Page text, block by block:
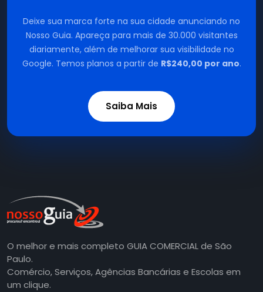
Deixe sua marca forte na sua cidade anunciando no
Nosso Guia. Apareça para mais de 30.000 visitantes
diariamente, além de melhorar sua visibilidade no
Google. Temos planos a partir de R$240,00 por ano.
Saiba Mais
O melhor e mais completo GUIA COMERCIAL de São
Paulo.
Comércio, Serviços, Agências Bancárias e Escolas em
um clique.